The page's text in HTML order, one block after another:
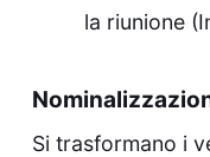
la riunione
Si trasformano i